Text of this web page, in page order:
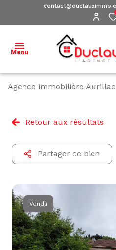
Menu
BIENS À
NOS
VENDUS
ESTIMATION
L'ÉQUIPE
ALERTE
Agence immobilière Aurillac
Retour aux résultats
Partager ce bien
Vendu